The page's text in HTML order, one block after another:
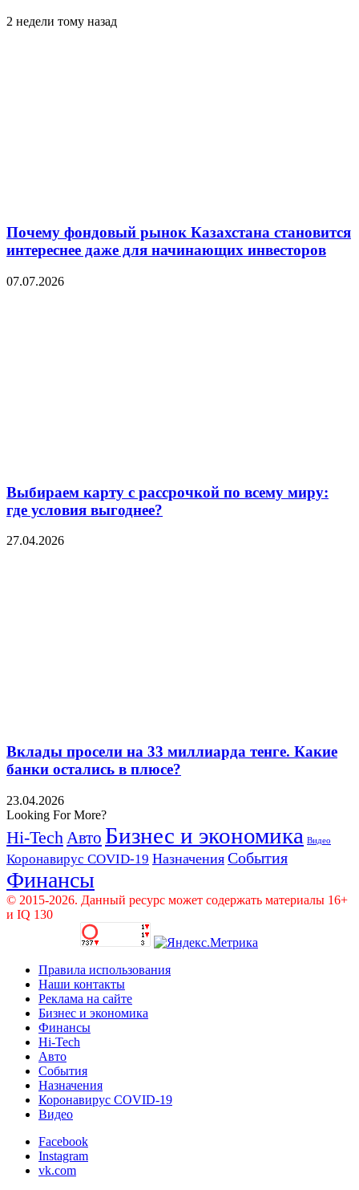
2 недели тому назад
Почему фондовый рынок Казахстана становится
интереснее даже для начинающих инвесторов
07.07.2026
Выбираем карту с рассрочкой по всему миру:
где условия выгоднее?
27.04.2026
Вклады просели на 33 миллиарда тенге. Какие
банки остались в плюсе?
23.04.2026
Looking For More?
Hi-Tech Авто Бизнес и экономика Видео
Коронавирус COVID-19 Назначения События
Финансы
© 2015-2026. Данный ресурс может содержать материалы 16+
и IQ 130
Правила использования
Наши контакты
Реклама на сайте
Бизнес и экономика
Финансы
Hi-Tech
Авто
События
Назначения
Коронавирус COVID-19
Видео
Facebook
Instagram
vk.com